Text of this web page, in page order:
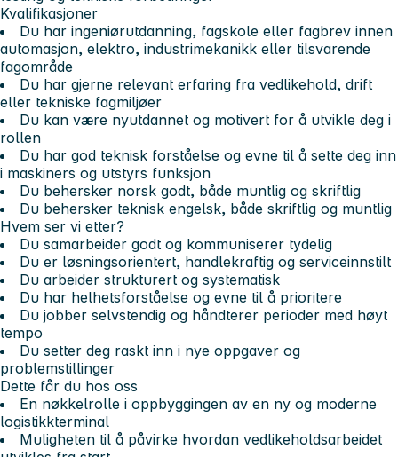
Kvalifikasjoner
Du har ingeniørutdanning, fagskole eller fagbrev innen
automasjon, elektro, industrimekanikk eller tilsvarende
fagområde
Du har gjerne relevant erfaring fra vedlikehold, drift
eller tekniske fagmiljøer
Du kan være nyutdannet og motivert for å utvikle deg i
rollen
Du har god teknisk forståelse og evne til å sette deg inn
i maskiners og utstyrs funksjon
Du behersker norsk godt, både muntlig og skriftlig
Du behersker teknisk engelsk, både skriftlig og muntlig
Hvem ser vi etter?
Du samarbeider godt og kommuniserer tydelig
Du er løsningsorientert, handlekraftig og serviceinnstilt
Du arbeider strukturert og systematisk
Du har helhetsforståelse og evne til å prioritere
Du jobber selvstendig og håndterer perioder med høyt
tempo
Du setter deg raskt inn i nye oppgaver og
problemstillinger
Dette får du hos oss
En nøkkelrolle i oppbyggingen av en ny og moderne
logistikkterminal
Muligheten til å påvirke hvordan vedlikeholdsarbeidet